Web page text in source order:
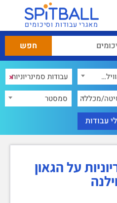
מאגרי עבודות וסיכומים
הגאון מווילנה ×
מכללה סמסטר
על הגאון